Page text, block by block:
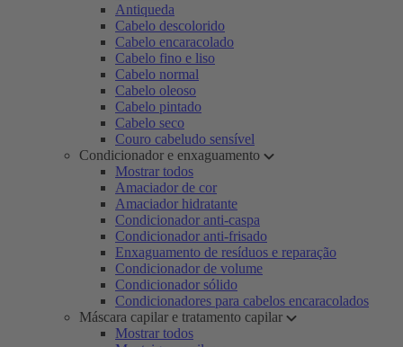
Antiqueda
Cabelo descolorido
Cabelo encaracolado
Cabelo fino e liso
Cabelo normal
Cabelo oleoso
Cabelo pintado
Cabelo seco
Couro cabeludo sensível
Condicionador e enxaguamento
Mostrar todos
Amaciador de cor
Amaciador hidratante
Condicionador anti-caspa
Condicionador anti-frisado
Enxaguamento de resíduos e reparação
Condicionador de volume
Condicionador sólido
Condicionadores para cabelos encaracolados
Máscara capilar e tratamento capilar
Mostrar todos